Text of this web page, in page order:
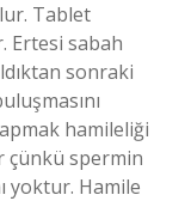
Tablet
Ertesi sabah
sonraki
hamileliği
çünkü spermin
yoktur. Hamile